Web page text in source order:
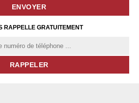
RAPPELLE GRATUITEMENT